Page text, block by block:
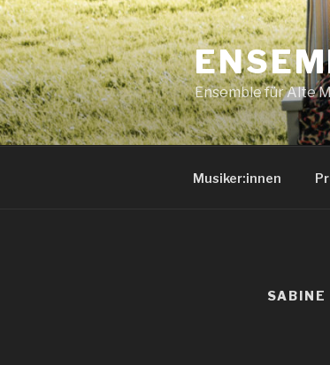
Zum
Inhalt
springen
Ensemble für Alte
Musiker:innen
SABINE